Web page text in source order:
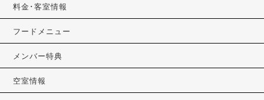
料金･客室情報
フードメニュー
メンバー特典
空室情報